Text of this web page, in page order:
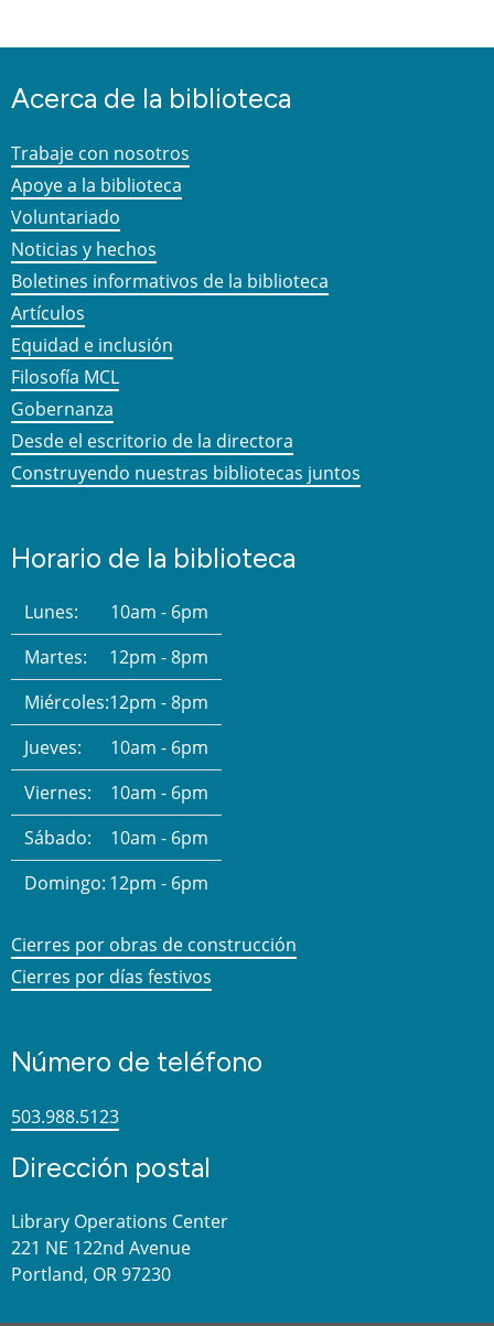
Acerca de la biblioteca
Trabaje con nosotros
Apoye a la biblioteca
Voluntariado
Noticias y hechos
Boletines informativos de la biblioteca
Artículos
Equidad e inclusión
Filosofía MCL
Gobernanza
Desde el escritorio de la directora
Construyendo nuestras bibliotecas juntos
Horario de la biblioteca
Lunes:
10am - 6pm
Martes:
12pm - 8pm
Miércoles:12pm - 8pm
Jueves:
10am - 6pm
Viernes:
10am - 6pm
Sábado:
10am - 6pm
Domingo: 12pm - 6pm
Cierres por obras de construcción
Cierres por días festivos
Número de teléfono
503.988.5123
Dirección postal
Library Operations Center
221 NE 122nd Avenue
Portland, OR 97230